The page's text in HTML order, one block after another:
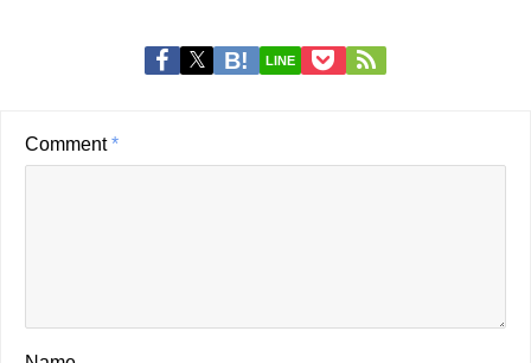
LINE
Comment*